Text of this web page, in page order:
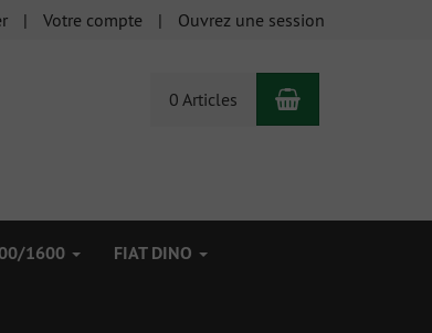
Votre compte Ouvrez une session
0 Articles Panier
1600 FIAT DINO